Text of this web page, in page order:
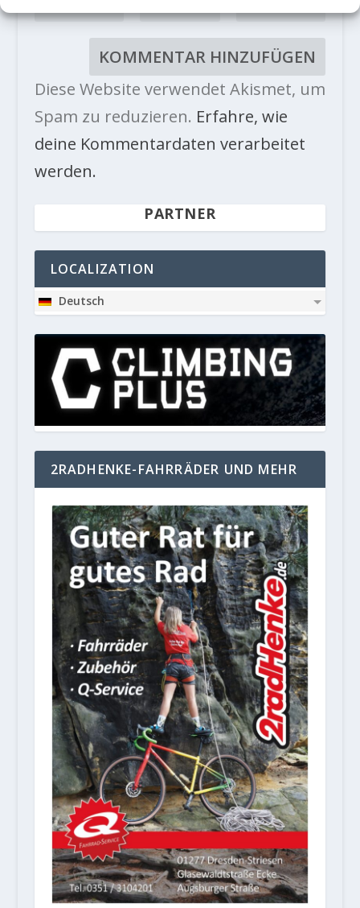
Diese Website verwendet Akismet, um
Spam zu reduzieren. Erfahre, wie
deine Kommentardaten verarbeitet
werden.
PARTNER
LOCALIZATION
Deutsch
2RADHENKE-FAHRRÄDER UND MEHR